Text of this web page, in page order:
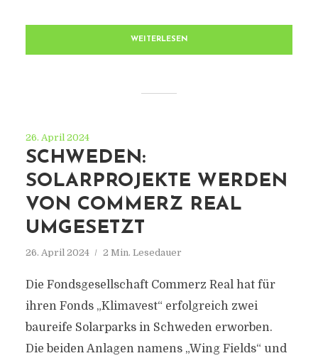
WEITERLESEN
26. April 2024
SCHWEDEN:
SOLARPROJEKTE WERDEN
VON COMMERZ REAL
UMGESETZT
26. April 2024 2 Min. Lesedauer
Die Fondsgesellschaft Commerz Real hat für
ihren Fonds „Klimavest“ erfolgreich zwei
baureife Solarparks in Schweden erworben.
Die beiden Anlagen namens „Wing Fields“ und